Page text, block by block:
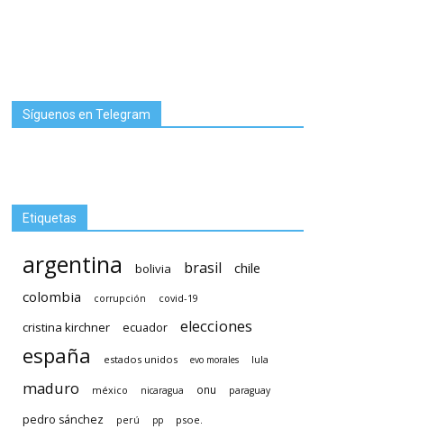
Síguenos en Telegram
Etiquetas
argentina bolivia brasil
chile
colombia
corrupción covid-19
cristina kirchner ecuador elecciones
españa estados unidos evo morales lula
maduro méxico nicaragua onu paraguay
pedro sánchez perú pp psoe.